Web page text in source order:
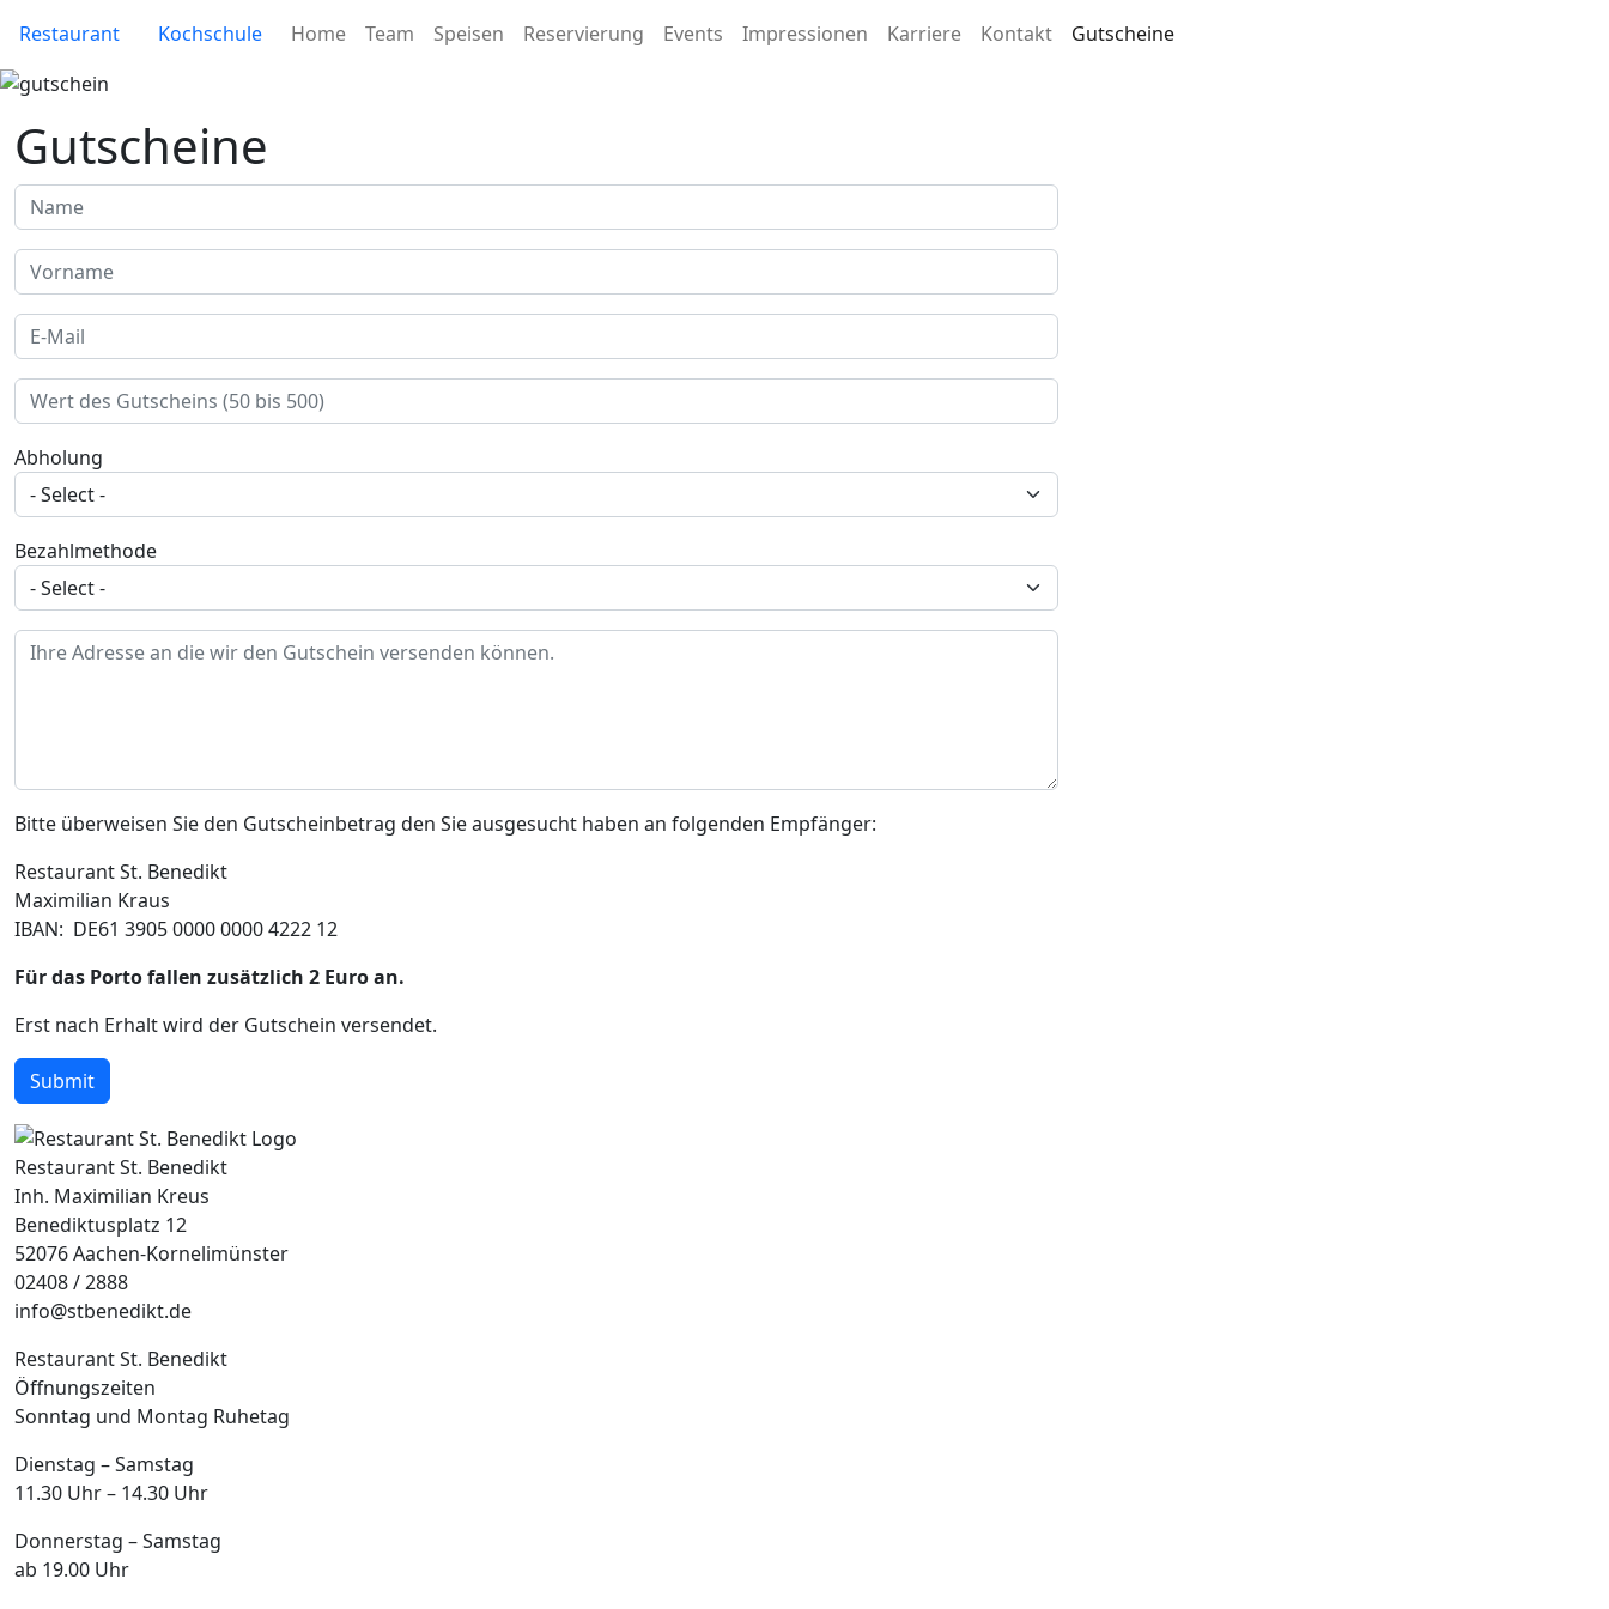
Site Menu
Restaurant Kochschule Main navigation
Home Team Speisen Reservierung Events Impressionen Karriere Kontakt Gutscheine
Gutscheine
Name
Vorname
E-Mail
Wert des Gutscheins
Abholung
Bezahlmethode
Ihre Adresse
Bitte überweisen Sie den Gutscheinbetrag den Sie ausgesucht haben an folgenden Empfänger:
Restaurant St. Benedikt
Maximilian Kraus
IBAN: DE61 3905 0000 0000 4222 12
Für das Porto fallen zusätzlich 2 Euro an.
Erst nach Erhalt wird der Gutschein versendet.
Submit
Restaurant St. Benedikt
Inh. Maximilian Kreus
Benediktusplatz 12
52076 Aachen-Kornelimünster
02408 / 2888
info@stbenedikt.de
Restaurant St. Benedikt
Öffnungszeiten
Sonntag und Montag Ruhetag
Dienstag – Samstag
11.30 Uhr – 14.30 Uhr
Donnerstag – Samstag
ab 19.00 Uhr